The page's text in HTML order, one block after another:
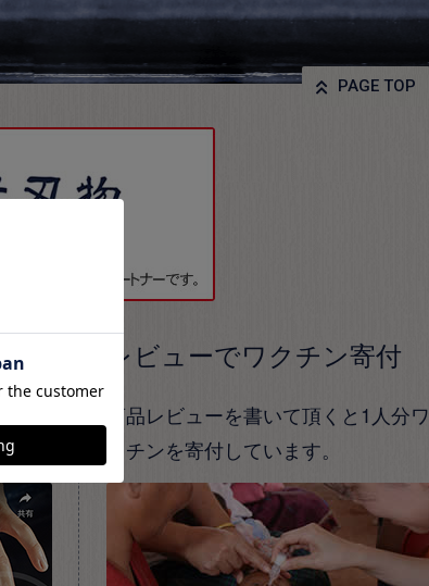
PAGE TOP
す
レビューでワクチン寄付
商品レビューを書いて頂くと1人分ワ
クチンを寄付しています。